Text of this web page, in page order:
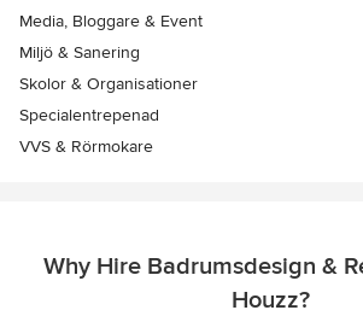
Media, Bloggare & Event
Miljö & Sanering
Skolor & Organisationer
Specialentrepenad
VVS & Rörmokare
Why Hire Badrumsdesign &
Houzz?